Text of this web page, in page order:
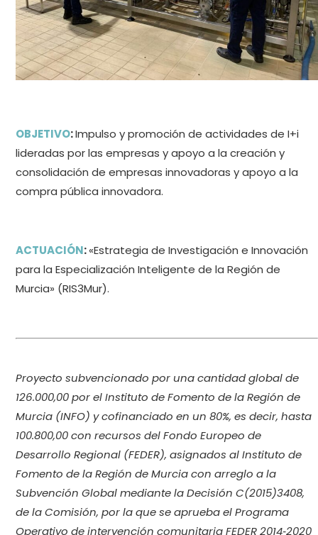
OBJETIVO:Impulso y promoción de actividades de I+i
lideradas por las empresas y apoyo a la creación y
consolidación de empresas innovadoras y apoyo a la
compra pública innovadora.
ACTUACIÓN:«Estrategia de Investigación e Innovación
para la Especialización Inteligente de la Región de
Murcia» (RIS3Mur).
Proyecto subvencionado por una cantidad global de
126.000,00 por el Instituto de Fomento de la Región de
Murcia (INFO) y cofinanciado en un 80%, es decir, hasta
100.800,00 con recursos del Fondo Europeo de
Desarrollo Regional (FEDER), asignados al Instituto de
Fomento de la Región de Murcia con arreglo a la
Subvención Global mediante la Decisión C(2015)3408,
de la Comisión, por la que se aprueba el Programa
Operativo de intervención comunitaria FEDER 2014‐2020